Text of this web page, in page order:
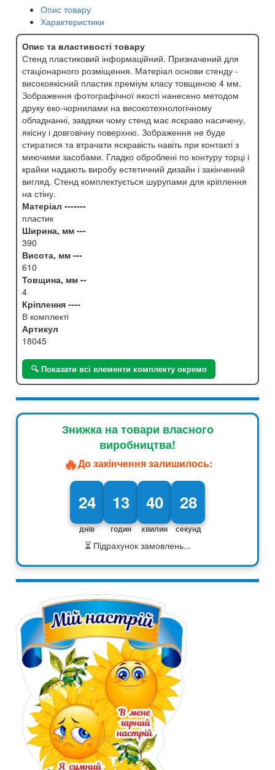
Опис товару
Характеристики
Опис та властивості товару
Стенд пластиковий інформаційний. Призначений для
стаціонарного розміщення. Матеріал основи стенду -
високоякісний пластик преміум класу товщиною 4 мм.
Зображення фотографічної якості нанесено методом
друку еко-чорнилами на високотехнологічному
обладнанні, завдяки чому стенд має яскраво насичену,
якісну і довговічну поверхню. Зображення не буде
стиратися та втрачати яскравість навіть при контакті з
миючими засобами. Гладко оброблені по контуру торці і
крайки надають виробу естетичний дизайн і закінчений
вигляд. Стенд комплектується шурупами для кріплення
на стіну.
Матеріал -------
пластик
Ширина, мм ---
390
Висота, мм ---
610
Товщина, мм --
4
Кріплення ----
В комплекті
Артикул
18045
🔍 Показати всі елементи комплекту окремо
Знижка на товари власного
виробництва!
🔥До закінчення залишилось:
24
днів
13
годин
40
хвилин
26
секунд
⏳ Підрахунок замовлень...